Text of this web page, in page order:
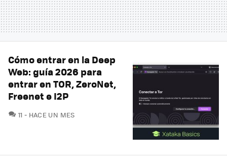
Cómo entrar en la Deep
Web: guía 2026 para
entrar en TOR, ZeroNet,
Freenet e I2P
11 COMENTARIOS
HACE UN MES